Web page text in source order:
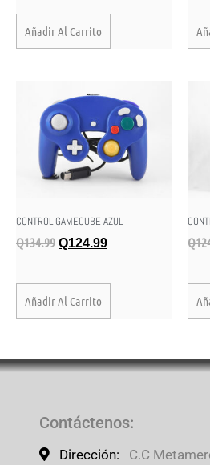
Añadir Al Carrito
CONTROL GAMECUBE AZUL
Q134.99 Q124.99
Añadir Al Carrito
Q
Contáctenos:
Dirección:
C.C